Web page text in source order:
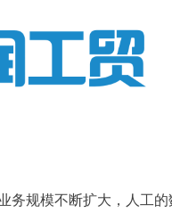
务规模不断扩大，人工